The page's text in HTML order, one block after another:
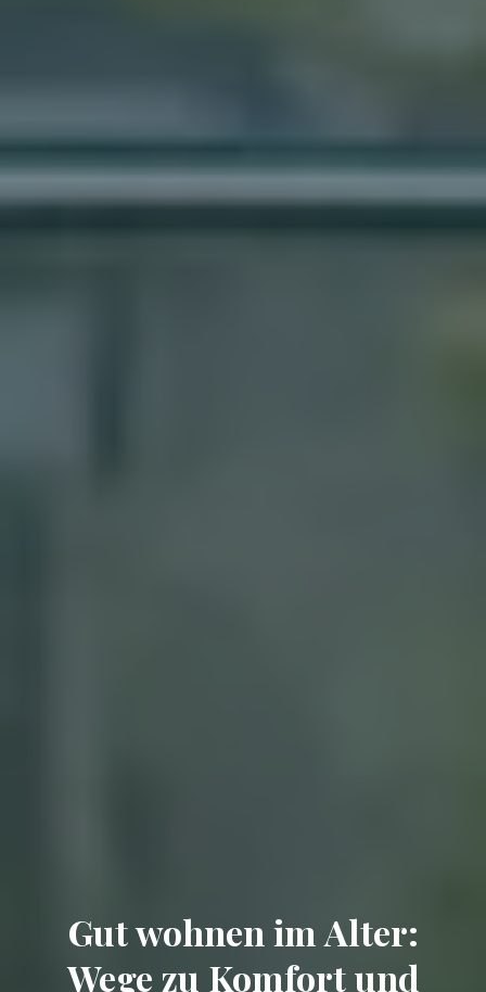
Gut wohnen im Alter:
Wege zu Komfort und